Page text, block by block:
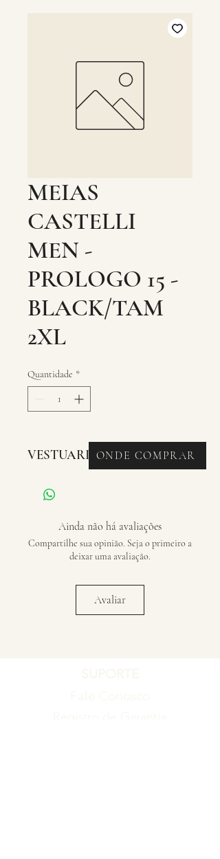
MEIAS
CASTELLI
MEN -
PROLOGO 15 -
BLACK/TAM
2XL
Quantidade *
VESTUARIO - MEIAS
Ainda não há avaliações
Compartilhe sua opinião. Seja o primeiro a
deixar uma avaliação.
Avaliar
ONDE COMPRAR